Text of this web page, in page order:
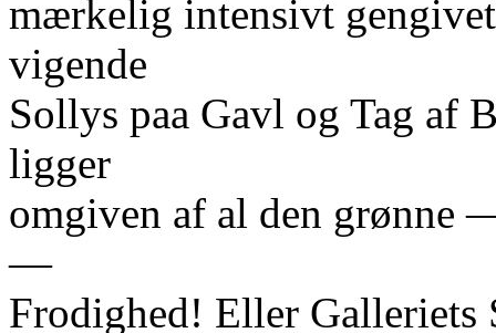
mærkelig intensivt
vigende
Sollys paa Gavl og Tag af
ligger
omgiven af al den grønne
—
Frodighed! Eller Galleriets